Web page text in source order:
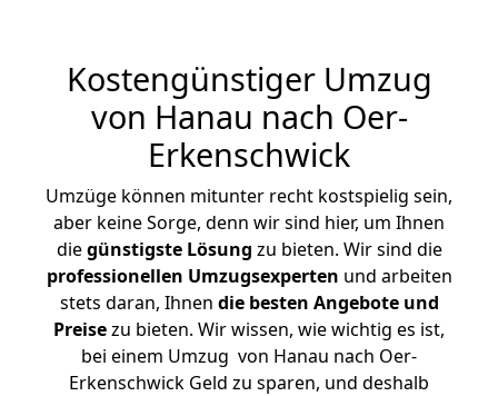
Kostengünstiger Umzug
von Hanau nach Oer-
Erkenschwick
Umzüge können mitunter recht kostspielig sein,
aber keine Sorge, denn wir sind hier, um Ihnen
diegünstigste Lösung zu bieten. Wir sind die
professionellen Umzugsexperten und arbeiten
stets daran, Ihnen die besten Angebote und
Preisezu bieten. Wir wissen, wie wichtig es ist,
bei einem Umzug von Hanau nach Oer-
Erkenschwick Geld zu sparen, und deshalb